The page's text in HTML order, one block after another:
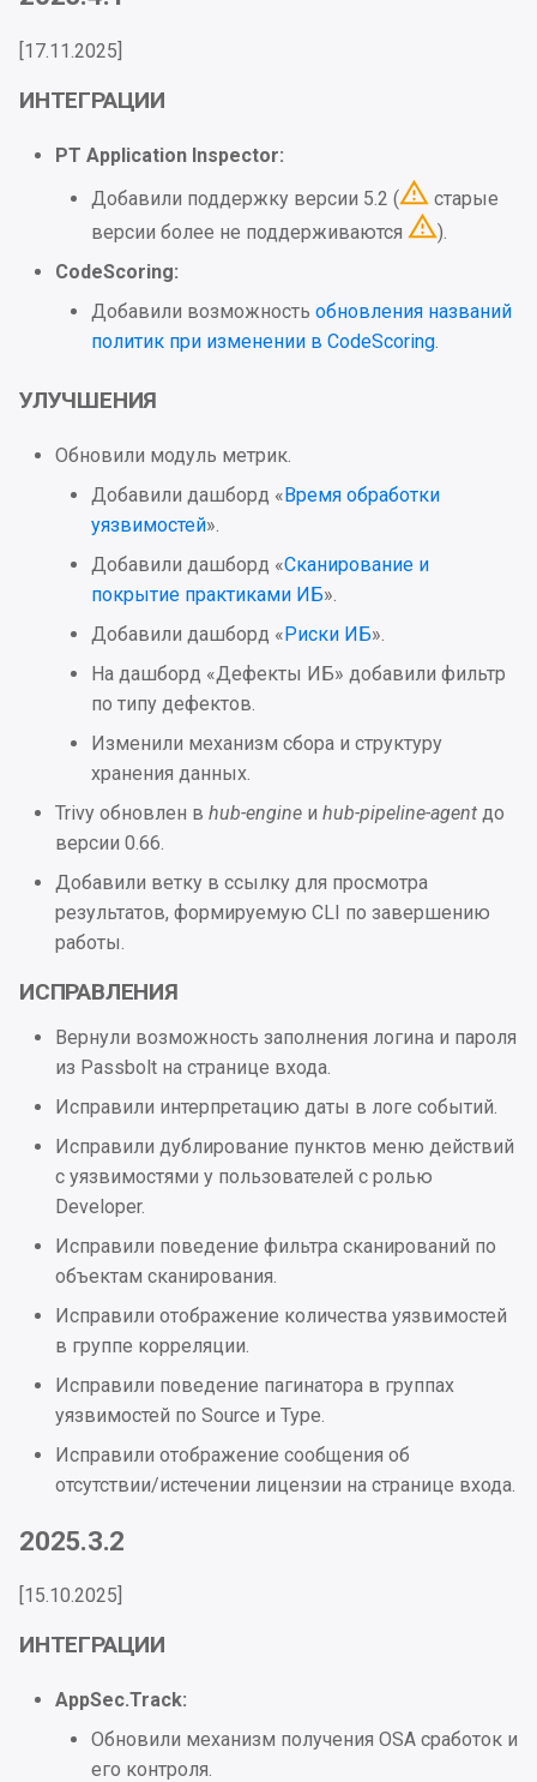
[17.11.2025]
ИНТЕГРАЦИИ
PT Application Inspector:
Добавили поддержку версии 5.2 (
старые
версии более не поддерживаются
).
CodeScoring:
Добавили возможность обновления названий
политик при изменении в CodeScoring.
УЛУЧШЕНИЯ
Обновили модуль метрик.
Добавили дашборд «Время обработки
уязвимостей».
Добавили дашборд «Сканирование и
покрытие практиками ИБ».
Добавили дашборд «Риски ИБ».
На дашборд «Дефекты ИБ» добавили фильтр
по типу дефектов.
Изменили механизм сбора и структуру
хранения данных.
Trivy обновлен в hub-engine и hub-pipeline-agent до
версии 0.66.
Добавили ветку в ссылку для просмотра
результатов, формируемую CLI по завершению
работы.
ИСПРАВЛЕНИЯ
Вернули возможность заполнения логина и пароля
из Passbolt на странице входа.
Исправили интерпретацию даты в логе событий.
Исправили дублирование пунктов меню действий
с уязвимостями у пользователей с ролью
Developer.
Исправили поведение фильтра сканирований по
объектам сканирования.
Исправили отображение количества уязвимостей
в группе корреляции.
Исправили поведение пагинатора в группах
уязвимостей по Source и Type.
Исправили отображение сообщения об
отсутствии/истечении лицензии на странице входа.
2025.3.2
[15.10.2025]
ИНТЕГРАЦИИ
AppSec.Track:
Обновили механизм получения OSA сработок и
его контроля.